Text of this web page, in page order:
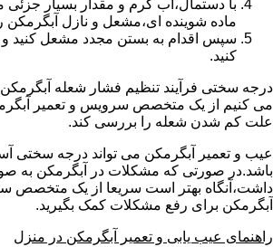
با دستمال،آب گرم و مقدار بسیار جزئی
ماده شوینده ای،مشعل و نازل آبگرمکن
سپس اقدام به بستن مجدد مشعل کنید
کنید.
درجه سختی فرآیند تنظیم فشار شعله
می کنیم از یک متخصص سرویس و تعمیر
علت کم شدن شعله را بررسی کند.
عیب و تعمیر آبگرمکن می تواند درجه سختی
باشد.در صورتی که مشکلات در آبگرمکن به
داشت،آنگاه بهتر است سریعا از یک متخصص
آبگرمکن برای رفع مشکلات کمک بگیرید.
راهنمای عیب یابی و تعمیر آبگرمکن در منزل